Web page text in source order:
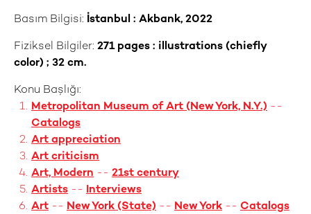
Basım Bilgisi: İstanbul : Akbank, 2022
Fiziksel Bilgiler: 271 pages : illustrations (chiefly
color) ; 32 cm.
Konu Başlığı:
Metropolitan Museum of Art (New York, N.Y.) --
Catalogs
Art appreciation
Art criticism
Art, Modern -- 21st century
Artists -- Interviews
Art -- New York (State) -- New York -- Catalogs